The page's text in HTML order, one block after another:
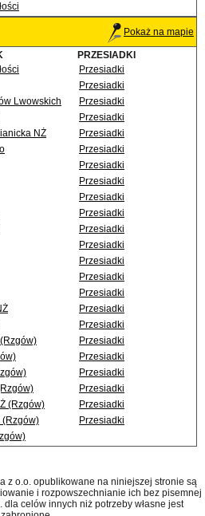
Pokaż na mapie
PRZESIADKI
Przesiadki
Przesiadki
Lwowskich
Przesiadki
Przesiadki
NŻ
Przesiadki
Przesiadki
Przesiadki
Przesiadki
Przesiadki
Przesiadki
Przesiadki
Przesiadki
Przesiadki
Przesiadki
Przesiadki
Przesiadki
Przesiadki
Przesiadki
Przesiadki
Przesiadki
Przesiadki
(Rzgów)
Przesiadki
(Rzgów)
Przesiadki
z o.o. opublikowane na niniejszej stronie są
i rozpowszechnianie ich bez pisemnej
dla celów innych niż potrzeby własne jest